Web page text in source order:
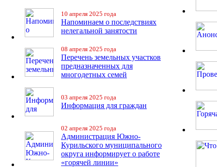
10 апреля 2025 года
Напоминаем о последствиях
нелегальной занятости
08 апреля 2025 года
Перечень земельных участков
предназначенных для
многодетных семей
03 апреля 2025 года
Информация для граждан
02 апреля 2025 года
Администрация Южно-
Курильского муниципального
округа информирует о работе
«горячей линии»